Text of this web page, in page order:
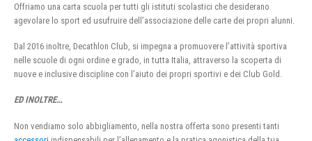
Offriamo una carta scuola per tutti gli istituti scolastici che desiderano
agevolare lo sport ed usufruire dell’associazione delle carte dei propri alunni.
Dal 2016 inoltre, Decathlon Club, si impegna a promuovere l’attività sportiva
nelle scuole di ogni ordine e grado, in tutta Italia, attraverso la scoperta di
nuove e inclusive discipline con l’aiuto dei propri sportivi e dei Club Gold.
ED INOLTRE…
Non vendiamo solo abbigliamento, nella nostra offerta sono presenti tanti